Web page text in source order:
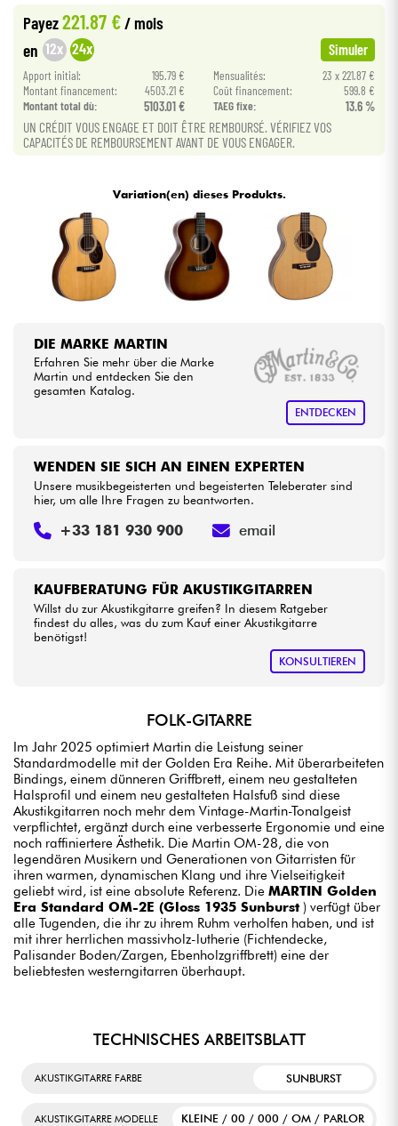
HiFi
Bundle
Sehen Sie sich unsere Marken an
Payez221.87 €/ mois
en 12x 24x Simuler
Apport initial: 195.79 € Mensualités:
23 x 221.87 €
Montant financement:
4503.21 € Coût financement:
599.8 €
Montant total dù:
5103.01 € TAEG fixe: 13.6 %
UN CRÉDIT VOUS ENGAGE ET DOIT ÊTRE REMBOURSÉ. VÉRIFIEZ VOS
CAPACITÉS DE REMBOURSEMENT AVANT DE VOUS ENGAGER.
Variation(en) dieses Produkts.
DIE MARKE MARTIN
Erfahren Sie mehr über die Marke
Martin und entdecken Sie den
gesamten Katalog.
ENTDECKEN
KAUFBERATUNG FÜR AKUSTIKGITARREN
Willst du zur Akustikgitarre greifen? In diesem Ratgeber
findest du alles, was du zum Kauf einer Akustikgitarre
benötigst!
KONSULTIEREN
WENDEN SIE SICH AN EINEN EXPERTEN
Unsere musikbegeisterten und begeisterten Teleberater sind
hier, um alle Ihre Fragen zu beantworten.
+33 181 930 900 email
FOLK-GITARRE
Im Jahr 2025 optimiert Martin die Leistung seiner
Standardmodelle mit der Golden Era Reihe. Mit überarbeiteten
Bindings, einem dünneren Griffbrett, einem neu gestalteten
Halsprofil und einem neu gestalteten Halsfuß sind diese
Akustikgitarren noch mehr dem Vintage-Martin-Tonalgeist
verpflichtet, ergänzt durch eine verbesserte Ergonomie und eine
noch raffiniertere Ästhetik. Die Martin OM-28, die von
legendären Musikern und Generationen von Gitarristen für
ihren warmen, dynamischen Klang und ihre Vielseitigkeit
geliebt wird, ist eine absolute Referenz. Die MARTIN Golden
Era Standard OM-2E (Gloss 1935 Sunburst ) verfügt über
alle Tugenden, die ihr zu ihrem Ruhm verholfen haben, und ist
mit ihrer herrlichen massivholz-lutherie (Fichtendecke,
Palisander Boden/Zargen, Ebenholzgriffbrett) eine der
beliebtesten westerngitarren überhaupt.
TECHNISCHES ARBEITSBLATT
AKUSTIKGITARRE FARBE SUNBURST
AKUSTIKGITARRE MODELLE KLEINE / 00 / 000 / OM / PARLOR